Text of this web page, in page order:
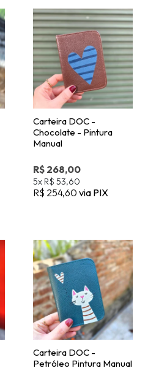
Carteira DOC -
Chocolate - Pintura
Manual
R$ 268,00
5xR$ 53,60
R$ 254,60via PIX
Carteira DOC -
Petróleo Pintura Manual
R$ 268,00
5x R$ 53,60
R$ 254,60via PIX